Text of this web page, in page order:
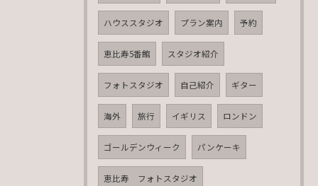
ハウススタジオ プラン案内 予約
恵比寿5番館 スタジオ紹介
フォトスタジオ 自己紹介 ギター
海外 旅行 イギリス ロンドン
ゴールデンウィーク パンケーキ
恵比寿 フォトスタジオ